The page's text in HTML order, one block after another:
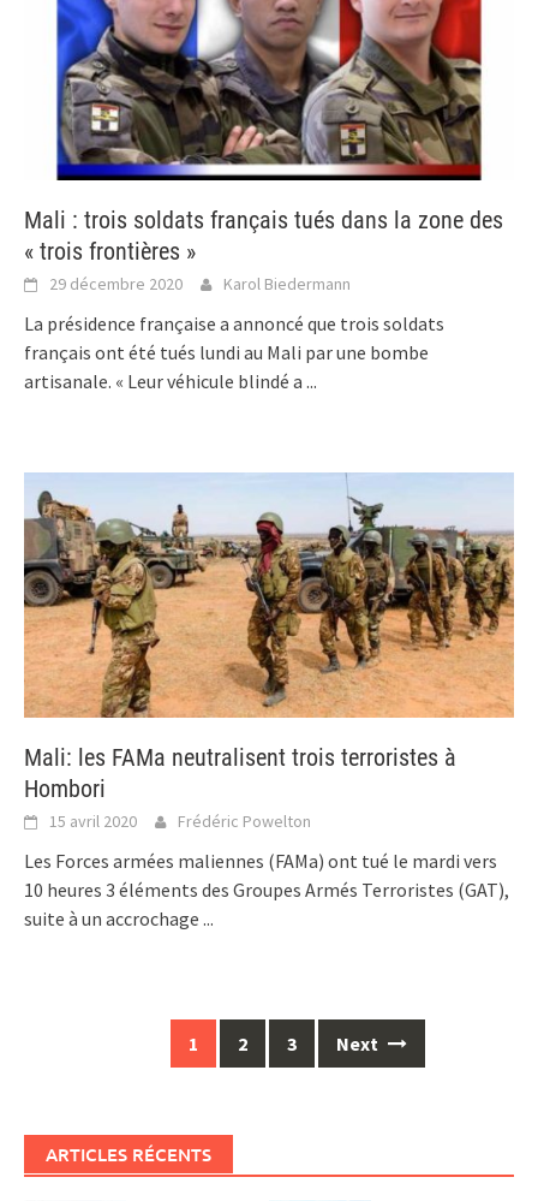
Mali : trois soldats français tués dans la zone des
« trois frontières »
29 décembre 2020 Karol Biedermann
La présidence française a annoncé que trois soldats
français ont été tués lundi au Mali par une bombe
artisanale. « Leur véhicule blindé a ...
Mali: les FAMa neutralisent trois terroristes à
Hombori
15 avril 2020 Frédéric Powelton
Les Forces armées maliennes (FAMa) ont tué le mardi vers
10 heures 3 éléments des Groupes Armés Terroristes (GAT),
suite à un accrochage ...
1 2 3 Next
ARTICLES RÉCENTS